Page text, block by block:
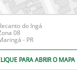
do Ingá
08
- PR
PARA ABRIR O MAPA